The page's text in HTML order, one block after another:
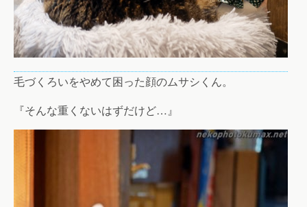
毛づくろいをやめて困った顔のムサシくん。
『そんな重くないはずだけど…』